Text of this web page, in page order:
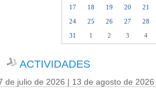
17
18 19 20 21
24
25 26 27 28
31
1 2 3 4
ACTIVIDADES
de julio de 2026 | 13 de agosto de 2026